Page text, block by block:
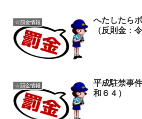
☆罰金情報
へたしたら
（反則金：
☆罰金情報
平成駐禁事
和６４）